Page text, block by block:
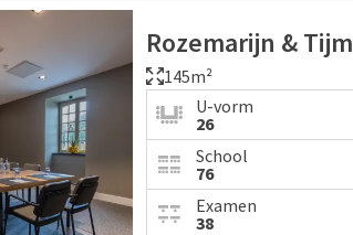
Rozemarijn & Tijm
145m²
U-vorm
26
School
76
Examen
38